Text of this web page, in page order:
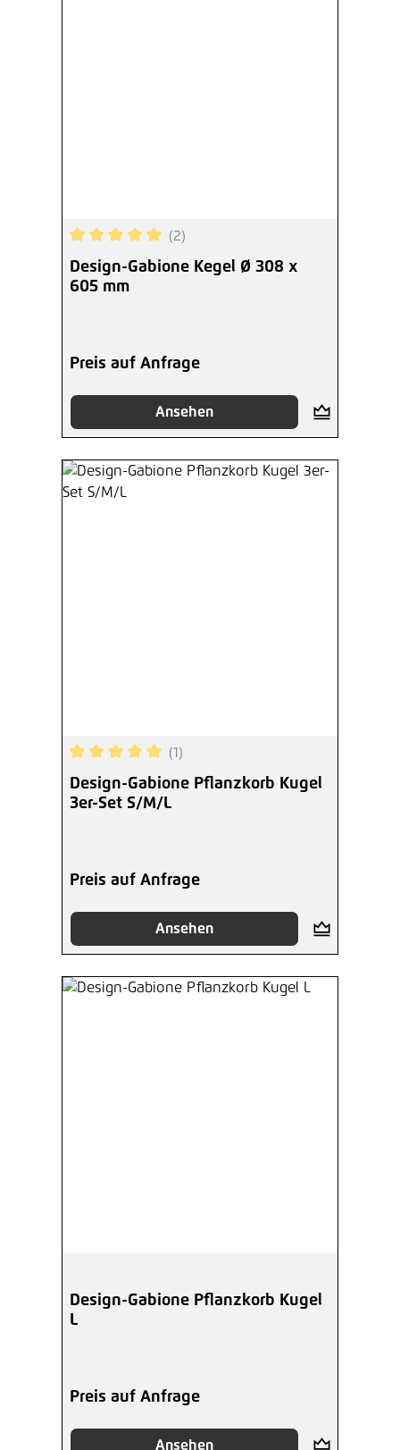
Durchschnittliche Bewertung von 5 von 5
(2)
Design-Gabione Kegel Ø 308 x
605 mm
Preis auf Anfrage
Ansehen
Durchschnittliche Bewertung von 5 von 5
(1)
Design-Gabione Pflanzkorb Kugel
3er-Set S/M/L
Preis auf Anfrage
Ansehen
Design-Gabione Pflanzkorb Kugel
L
Preis auf Anfrage
Ansehen